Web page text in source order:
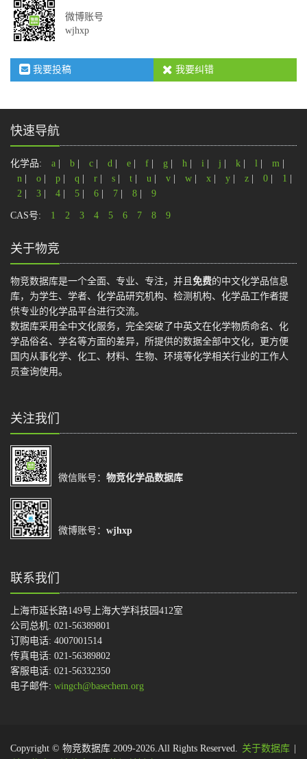
微博账号
wjhxp
我要投稿 我要纠错
快速导航
化学品: a b c d e f g h i j k l m
n
o p q r s t u v w x y z 0 1
2
3 4 5 6 7 8 9
CAS号: 1 2 3 4 5 6 7 8 9
关于物竞
物竞数据库是一个全面、专业、专注，并且 免费的中文化学品信息
库，为学生、学者、化学品研究机构、检测机构、化学品工作者提
供专业的化学品平台进行交流。
数据库采用全中文化服务，完全突破了中英文在化学物质命名、化
学品俗名、学名等方面的差异，所提供的数据全部中文化，更方便
国内从事化学、化工、材料、生物、环境等化学相关行业的工作人
员查询使用。
关注我们
微信账号： 物竞化学品数据库
微博账号： wjhxp
联系我们
上海市延长路149号上海大学科技园412室
公司总机: 021-56389801
订购电话: 4007001514
传真电话: 021-56389802
客服电话: 021-56332350
电子邮件: wingch@basechem.org
Copyright © 物竞数据库 2009-2026.All Rights Reserved. 关于数据库